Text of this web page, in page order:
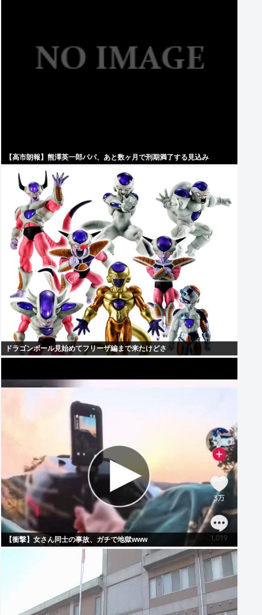
【高市朗報】熊澤英一郎パパ、あと数ヶ月で刑期満了する見込み
ドラゴンボール見始めてフリーザ編まで来たけどさ
【衝撃】女さん同士の事故、ガチで地獄www